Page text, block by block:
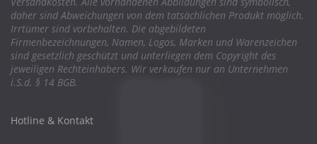
daher sind Abweichungen von dem tatsächlichen Produkt möglich.
Irrtümer sind vorbehalten. Die abgebildeten
Firmenbezeichnungen, Namen, Logos, Marken und Warenzeichen
sind gesetzlich geschützt und unterliegen dem Copyright des
jeweiligen Rechteinhabers. Wir verkaufen nur an Unternehmen
i.S.d. § 14 BGB.
Hotline & Kontakt